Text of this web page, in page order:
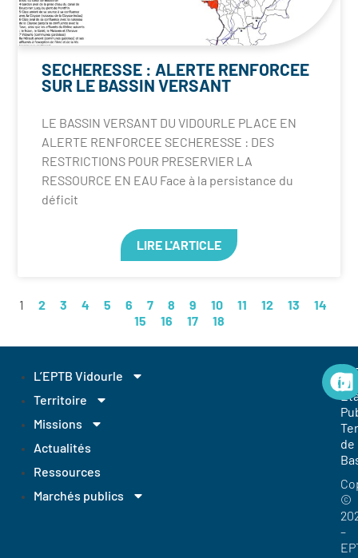
SECHERESSE : ALERTE RENFORCEE
SUR LE BASSIN VERSANT
LE BASSIN VERSANT DU VIDOURLE PLACE EN
ALERTE RENFORCEE SECHERESSE : DES
RESTRICTIONS POUR PRESERVIER LA
RESSOURCE EN EAU Face à la persistance du
déficit
LIRE L'ARTICLE
1 2 3 4 5 6 7 8 9 10 11 12 13
14
15
16 17 18
L’EPTB Vidourle
Territoire
Missions
Actualités
Ressources
Marchés publics
de
©
–